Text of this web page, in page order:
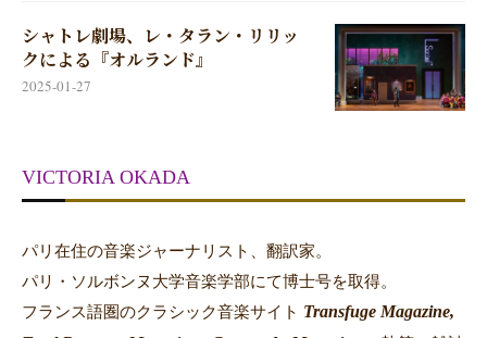
シャトレ劇場、レ・タラン・リリッ
クによる『オルランド』
2025-01-27
VICTORIA OKADA
パリ在住の音楽ジャーナリスト、翻訳家。
パリ・ソルボンヌ大学音楽学部にて博士号を取得。
フランス語圏のクラシック音楽サイト Transfuge Magazine,